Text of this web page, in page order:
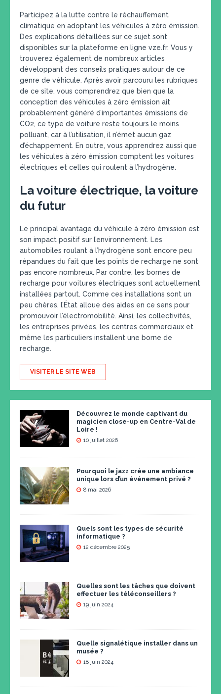
Participez à la lutte contre le réchauffement
climatique en adoptant les véhicules à zéro émission.
Des explications détaillées sur ce sujet sont
disponibles sur la plateforme en ligne vze.fr. Vous y
trouverez également de nombreux articles
développant des conseils pratiques autour de ce
genre de véhicule. Après avoir parcouru les rubriques
de ce site, vous comprendrez que bien que la
conception des véhicules à zéro émission ait
probablement généré d’importantes émissions de
CO2, ce type de voiture reste toujours le moins
polluant, car à l’utilisation, il n’émet aucun gaz
d’échappement. En outre, vous apprendrez aussi que
les véhicules à zéro émission comptent les voitures
électriques et celles qui roulent à l’hydrogène.
La voiture électrique, la voiture
du futur
Le principal avantage du véhicule à zéro émission est
son impact positif sur l’environnement. Les
automobiles roulant à l’hydrogène sont encore peu
répandues du fait que les points de recharge ne sont
pas encore nombreux. Par contre, les bornes de
recharge pour voitures électriques sont actuellement
installées partout. Comme ces installations sont un
peu chères, l’État alloue des aides en ce sens pour
promouvoir l’électromobilité. Ainsi, les collectivités,
les entreprises privées, les centres commerciaux et
même les particuliers installent une borne de
recharge.
VISITER LE SITE WEB
Découvrez le monde captivant du
magicien close-up en Centre-Val de
Loire !
10 juillet 2026
Pourquoi le jazz crée une ambiance
unique lors d’un événement privé ?
8 mai 2026
Quels sont les types de sécurité
informatique ?
12 décembre 2025
Quelles sont les tâches que doivent
effectuer les téléconseillers ?
19 juin 2024
Quelle signalétique installer dans un
musée ?
18 juin 2024